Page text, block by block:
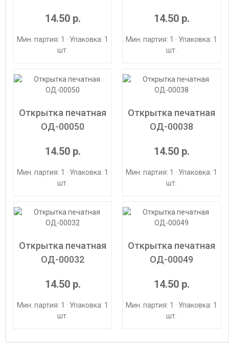
14.50 р.
Мин. партия: 1 · Упаковка: 1
шт.
14.50 р.
Мин. партия: 1 · Упаковка: 1
шт.
Открытка печатная
ОД-00050
14.50 р.
Мин. партия: 1 · Упаковка: 1
шт.
Открытка печатная
ОД-00038
14.50 р.
Мин. партия: 1 · Упаковка: 1
шт.
Открытка печатная
ОД-00032
14.50 р.
Мин. партия: 1 · Упаковка: 1
шт.
Открытка печатная
ОД-00049
14.50 р.
Мин. партия: 1 · Упаковка: 1
шт.